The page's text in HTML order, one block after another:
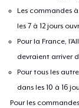
Les commandes
les 7 à 12 jours
Pour la France,
devraient arriver
Pour tous les
dans les 10 à 16
Pour les